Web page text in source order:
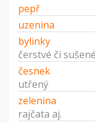
pepř
uzenina
bylinky
čerstvé či sušené
česnek
utřený
zelenina
rajčata aj.